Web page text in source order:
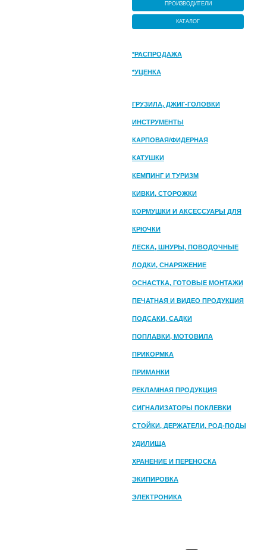
ПРОИЗВОДИТЕЛИ
КАТАЛОГ
*РАСПРОДАЖА
*УЦЕНКА
ГРУЗИЛА, ДЖИГ-ГОЛОВКИ
ИНСТРУМЕНТЫ
КАРПОВАЯ/ФИДЕРНАЯ
КАТУШКИ
КЕМПИНГ И ТУРИЗМ
КИВКИ, СТОРОЖКИ
КОРМУШКИ И АКСЕССУАРЫ ДЛЯ
ПРИКОРМКИ
КРЮЧКИ
ЛЕСКА, ШНУРЫ, ПОВОДОЧНЫЕ
МАТЕРИАЛЫ
ЛОДКИ, СНАРЯЖЕНИЕ
ОСНАСТКА, ГОТОВЫЕ МОНТАЖИ
ПЕЧАТНАЯ И ВИДЕО ПРОДУКЦИЯ
ПОДСАКИ, САДКИ
ПОПЛАВКИ, МОТОВИЛА
ПРИКОРМКА
ПРИМАНКИ
РЕКЛАМНАЯ ПРОДУКЦИЯ
СИГНАЛИЗАТОРЫ ПОКЛЕВКИ
СТОЙКИ, ДЕРЖАТЕЛИ, РОД-ПОДЫ
УДИЛИЩА
ХРАНЕНИЕ И ПЕРЕНОСКА
ЭКИПИРОВКА
ЭЛЕКТРОНИКА